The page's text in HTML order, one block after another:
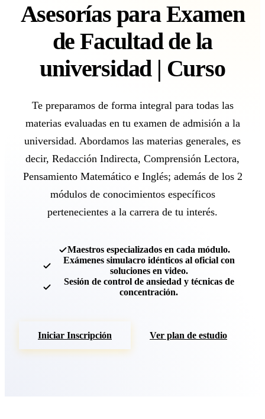
Asesorías para Examen
de Facultad de la
universidad | Curso
Te preparamos de forma integral para todas las
materias evaluadas en tu examen de admisión a la
universidad. Abordamos las materias generales, es
decir, Redacción Indirecta, Comprensión Lectora,
Pensamiento Matemático e Inglés; además de los 2
módulos de conocimientos específicos
pertenecientes a la carrera de tu interés.
Maestros especializados en cada módulo.
Exámenes simulacro idénticos al oficial con
soluciones en video.
Sesión de control de ansiedad y técnicas de
concentración.
Iniciar Inscripción Ver plan de estudio